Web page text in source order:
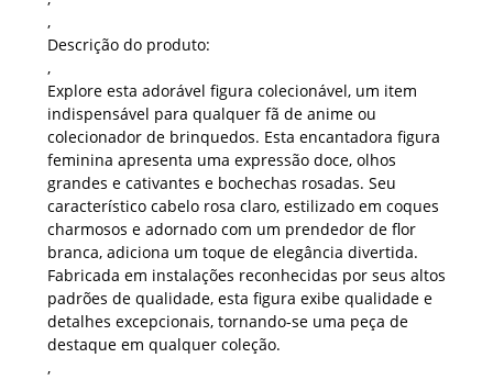
,
Descrição do produto:
,
Explore esta adorável figura colecionável, um item
indispensável para qualquer fã de anime ou
colecionador de brinquedos. Esta encantadora figura
feminina apresenta uma expressão doce, olhos
grandes e cativantes e bochechas rosadas. Seu
característico cabelo rosa claro, estilizado em coques
charmosos e adornado com um prendedor de flor
branca, adiciona um toque de elegância divertida.
Fabricada em instalações reconhecidas por seus altos
padrões de qualidade, esta figura exibe qualidade e
detalhes excepcionais, tornando-se uma peça de
destaque em qualquer coleção.
,